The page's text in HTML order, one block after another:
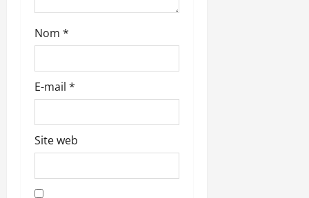
e
Nom *
E-mail *
Site web